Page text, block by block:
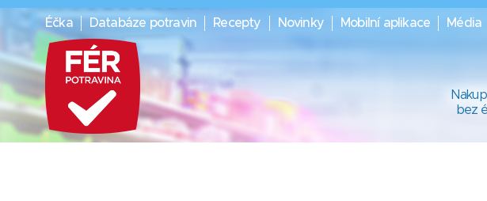
Éčka Databáze potravin Recepty Novinky Mobilní aplikace Média
bez